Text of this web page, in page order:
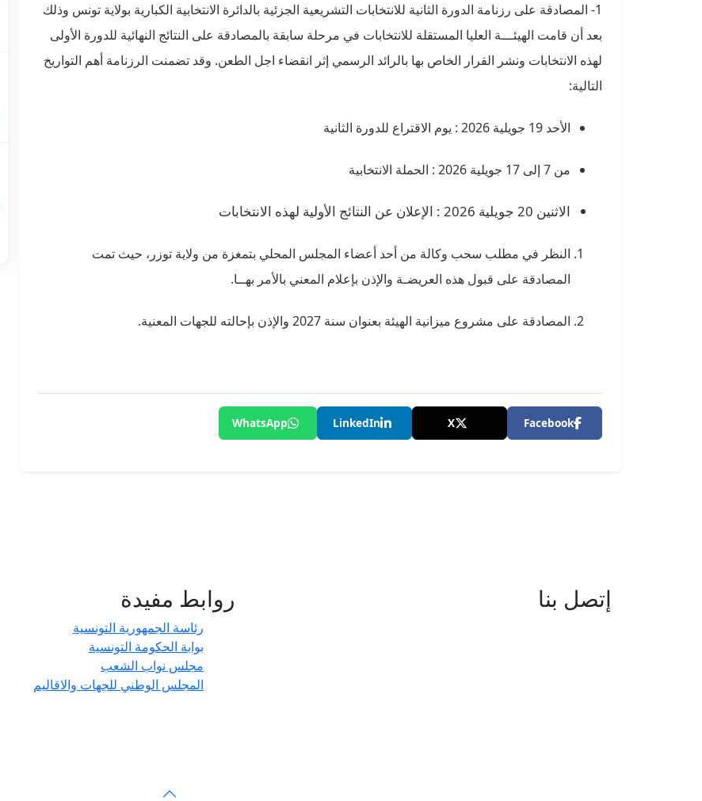
1- المصادقة على رزنامة الدورة الثانية للانتخابات التشريعية الجزئية بالدائرة الانتخابية الكبارية بولاية تونس وذلك
بعد أن قامت الهيئـــة العليا المستقلة للانتخابات في مرحلة سابقة بالمصادقة على النتائج النهائية للدورة الأولى
لهذه الانتخابات ونشر القرار الخاص بها بالرائد الرسمي إثر انقضاء اجل الطعن. وقد تضمنت الرزنامة أهم التواريخ
التالية:
الأحد 19 جويلية 2026 : يوم الاقتراع للدورة الثانية
من 7 إلى 17 جويلية 2026 : الحملة الانتخابية
الاثنين 20 جويلية 2026 : الإعلان عن النتائج الأولية لهذه الانتخابات
النظر في مطلب سحب وكالة من أحد أعضاء المجلس المحلي بتمغزة من ولاية توزر، حيث تمت
المصادقة على قبول هذه العريضـة والإذن بإعلام المعني بالأمر بهــا.
المصادقة على مشروع ميزانية الهيئة بعنوان سنة 2027 والإذن بإحالته للجهات المعنية.
Facebook
X
LinkedIn
WhatsApp
إتصل بنا روابط مفيدة
رئاسة الجمهورية التونسية
بوابة الحكومة التونسية
مجلس نواب الشعب
المجلس الوطني للجهات والاقاليم